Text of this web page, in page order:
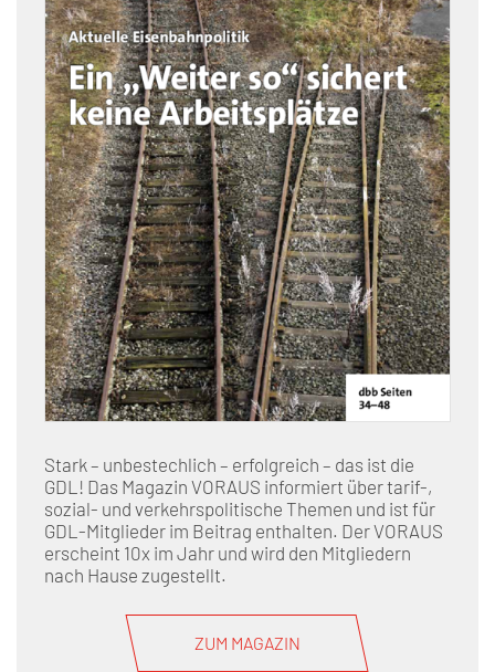
Stark – unbestechlich – erfolgreich – das ist die
GDL! Das Magazin VORAUS informiert über tarif-,
sozial- und verkehrspolitische Themen und ist für
GDL-Mitglieder im Beitrag enthalten. Der VORAUS
erscheint 10x im Jahr und wird den Mitgliedern
nach Hause zugestellt.
ZUM MAGAZIN